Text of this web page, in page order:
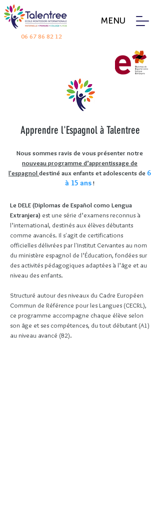
06 67 86 82 12
MENU
Apprendre l'Espagnol à Talentree
Nous sommes ravis de vous présenter notre
nouveau programme d’apprentissage de
l'espagnoldestiné aux enfants et adolescents de 6
à 15 ans!
Le DELE (Diplomas de Español como Lengua
Extranjera) est une série d’examens reconnus à
l’international, destinés aux élèves débutants
comme avancés. Il s'agit de certifications
officielles délivrées par l'Institut Cervantes au nom
du ministère espagnol de l’Éducation, fondées sur
des activités pédagogiques adaptées à l’âge et au
niveau des enfants.
Structuré autour des niveaux du Cadre Européen
Commun de Référence pour les Langues (CECRL),
ce programme accompagne chaque élève selon
son âge et ses compétences, du tout débutant (A1)
au niveau avancé (B2).